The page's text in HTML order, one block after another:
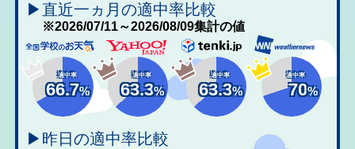
▶直近一ヵ月の適中率比較
※2026/07/11～2026/08/09集計の値
適中率
66.7%
適中率
63.3%
適中率
63.3%
適中率
70%
▶昨日の適中率比較